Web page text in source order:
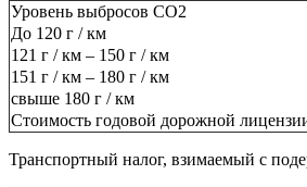
Уровень выбросов CO2
До 120 г / км
121 г / км – 150 г / км
151 г / км – 180 г / км
свыше 180 г / км
Стоимость годовой дорожной
Транспортный налог, взимаемый с